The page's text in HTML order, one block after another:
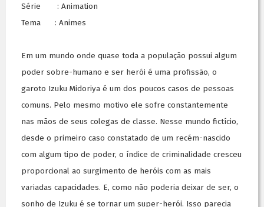
Série : Animation
Tema : Animes
Em um mundo onde quase toda a população possui algum
poder sobre-humano e ser herói é uma profissão, o
garoto Izuku Midoriya é um dos poucos casos de pessoas
comuns. Pelo mesmo motivo ele sofre constantemente
nas mãos de seus colegas de classe. Nesse mundo fictício,
desde o primeiro caso constatado de um recém-nascido
com algum tipo de poder, o índice de criminalidade cresceu
proporcional ao surgimento de heróis com as mais
variadas capacidades. E, como não poderia deixar de ser, o
sonho de Izuku é se tornar um super-herói. Isso parecia